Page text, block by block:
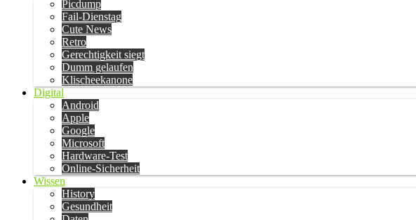
Picdump
Fail-Dienstag
Cute News
Retro
Gerechtigkeit siegt
Dumm gelaufen
Klischeekanone
Digital
Android
Apple
Google
Microsoft
Hardware-Test
Online-Sicherheit
Wissen
History
Gesundheit